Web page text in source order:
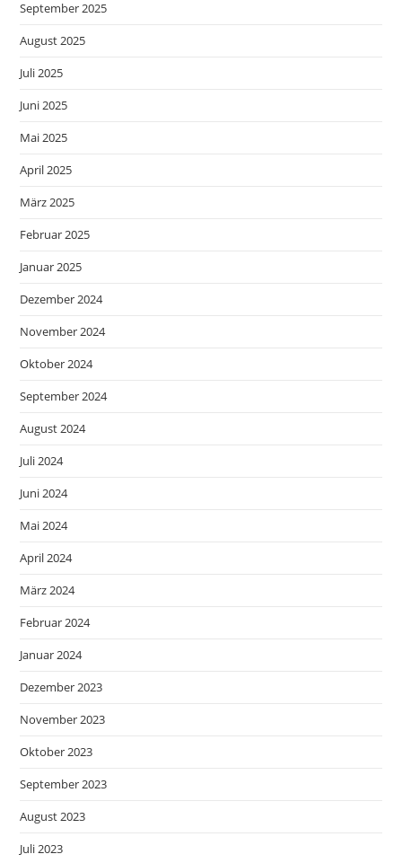
September 2025
August 2025
Juli 2025
Juni 2025
Mai 2025
April 2025
März 2025
Februar 2025
Januar 2025
Dezember 2024
November 2024
Oktober 2024
September 2024
August 2024
Juli 2024
Juni 2024
Mai 2024
April 2024
März 2024
Februar 2024
Januar 2024
Dezember 2023
November 2023
Oktober 2023
September 2023
August 2023
Juli 2023